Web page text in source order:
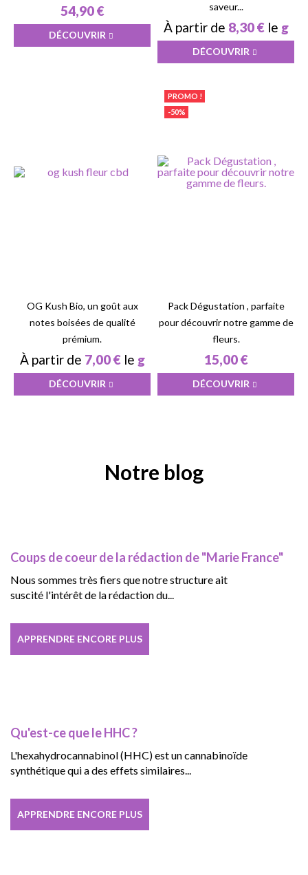
54,90 €
DÉCOUVRIR
saveur...
À partir de 8,30 €le g
DÉCOUVRIR
OG Kush Bio, un goût aux
notes boisées de qualité
prémium.
À partir de 7,00 €le g
DÉCOUVRIR
Pack Dégustation , parfaite
pour découvrir notre gamme de
fleurs.
15,00 €
DÉCOUVRIR
PROMO !
-50%
Notre blog
Coups de coeur de la rédaction de "Marie France"
Nous sommes très fiers que notre structure ait
suscité l'intérêt de la rédaction du...
APPRENDRE ENCORE PLUS
Qu'est-ce que le HHC ?
L'hexahydrocannabinol (HHC) est un cannabinoïde
synthétique qui a des effets similaires...
APPRENDRE ENCORE PLUS